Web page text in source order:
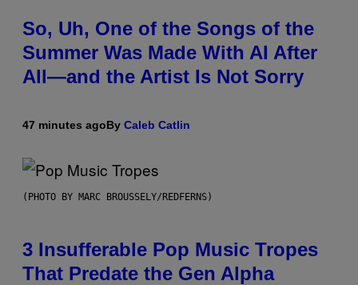
So, Uh, One of the Songs of the
Summer Was Made With AI After
All—and the Artist Is Not Sorry
47 minutes agoBy Caleb Catlin
(PHOTO BY MARC BROUSSELY/REDFERNS)
3 Insufferable Pop Music Tropes
That Predate the Gen Alpha